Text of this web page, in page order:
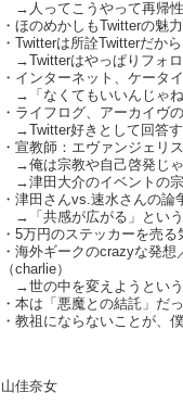
→人ってこうやって再帰性
・ほのめかしもTwitterの魅
・Twitterは所詮Twitterだか
→Twitterはやっぱりフォロ
・インターネット、ケータ
→「なくてもいいんじゃね
・ライフログ、アーカイヴ
→Twitter好きとして回答
・宣教師：エヴァンジェリ
→俺は宗教や自己啓発じ
→津田大介のイベントの
・津田さんvs.速水さんの論
→「共感が広がる」とい
・5万円のステッカーを売
・海外ギークのcrazyな発
（charlie）
→世の中を変えようという
・本は「悪魔との結託」だ
・教祖にならないことが、
山佳奈女